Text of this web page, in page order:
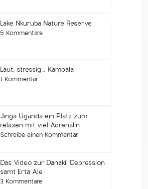
Lake Nkuruba Nature Reserve
5 Kommentare
Laut, stressig… Kampala
1 Kommentar
Jinga Uganda ein Platz zum
relaxen mit viel Adrenalin
Schreibe einen Kommentar
Das Video zur Danakil Depression
samt Erta Ale
3 Kommentare